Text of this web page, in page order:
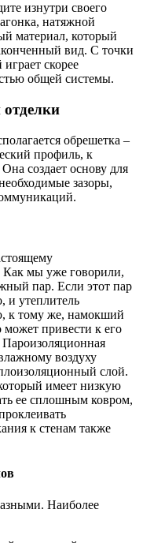
изнутри своего
натяжной
материал, который
вид. С точки
скорее
общей системы.
обрешетка –
профиль, к
создает основу для
зазоры,
Как мы уже говорили,
пар. Если этот пар
и утеплитель
к тому же, намокший
может привести к его
воздуху
слой.
имеет низкую
ее сплошным ковром,
к стенам также
Наиболее